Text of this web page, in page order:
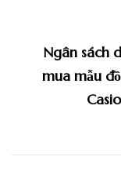
Ngân sách
mua mẫu